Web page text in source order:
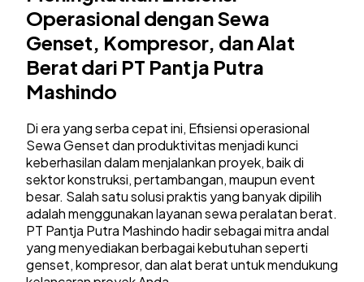
Operasional dengan Sewa
Genset, Kompresor, dan Alat
Berat dari PT Pantja Putra
Mashindo
Di era yang serba cepat ini, Efisiensi operasional
Sewa Genset dan produktivitas menjadi kunci
keberhasilan dalam menjalankan proyek, baik di
sektor konstruksi, pertambangan, maupun event
besar. Salah satu solusi praktis yang banyak dipilih
adalah menggunakan layanan sewa peralatan berat.
PT Pantja Putra Mashindo hadir sebagai mitra andal
yang menyediakan berbagai kebutuhan seperti
genset, kompresor, dan alat berat untuk mendukung